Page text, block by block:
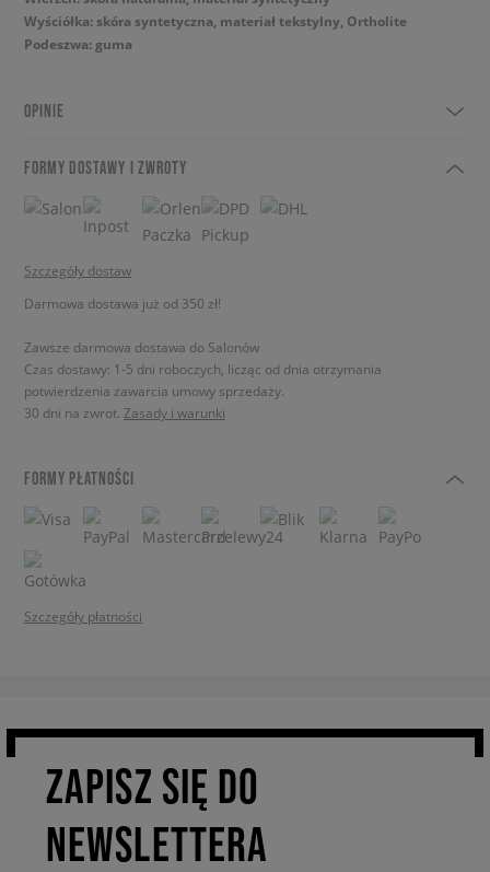
Wyściółka: skóra syntetyczna, materiał tekstylny, Ortholite
Podeszwa: guma
OPINIE
FORMY DOSTAWY I ZWROTY
Szczegóły dostaw
Darmowa dostawa już od 350 zł!
Zawsze darmowa dostawa do Salonów
Czas dostawy: 1-5 dni roboczych, licząc od dnia otrzymania
potwierdzenia zawarcia umowy sprzedaży.
30 dni na zwrot. Zasady i warunki
FORMY PŁATNOŚCI
Szczegóły płatności
ZAPISZ SIĘ DO
NEWSLETTERA